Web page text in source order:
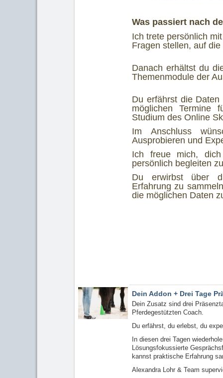
Was passiert nach
Ich trete persönlich
Fragen stellen, auf
Danach erhältst du
Themenmodule der
Du erfährst die
möglichen Termine
Studium des Online
Im Anschluss
Ausprobieren und
Ich freue mich, dich
persönlich begleiten
Du erwirbst über
Erfahrung zu
die möglichen Daten
Dein Addon + Drei Tage
Dein Zusatz sind drei
Pferdegestützten Coach.
Du erfährst, du erlebst, du
In diesen drei Tagen
Lösungsfokussierte
kannst praktische Erfahrung
Alexandra Lohr & Team